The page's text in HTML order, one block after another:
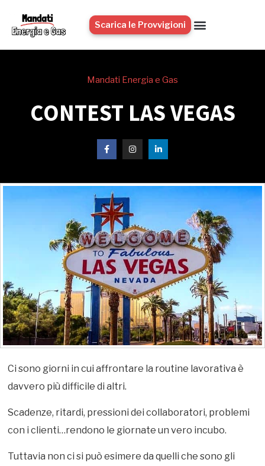
Scarica le Provvigioni
Mandati Energia e Gas
CONTEST LAS VEGAS
Ci sono giorni in cui affrontare la routine lavorativa è
davvero più difficile di altri.
Scadenze, ritardi, pressioni dei collaboratori, problemi
con i clienti…rendono le giornate un vero incubo.
Tuttavia non ci si può esimere da quelli che sono gli